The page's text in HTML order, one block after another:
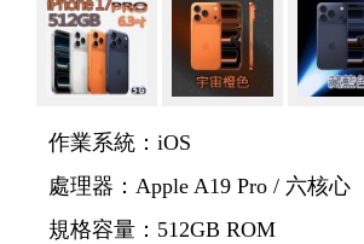
作業系統：iOS
處理器：Apple A19 Pro / 六核心
規格容量：512GB ROM